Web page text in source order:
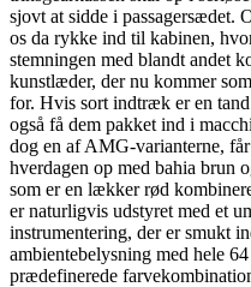
sjovt at sidde i passagersædet.
os da rykke ind til kabinen,
stemningen med blandt andet
kunstlæder, der nu kommer
for. Hvis sort indtræk er en
også få dem pakket ind i
dog en af AMG-varianterne,
hverdagen op med bahia brun
som er en lækker rød
er naturligvis udstyret med et
instrumentering, der er smukt
ambientebelysning med hele
prædefinerede